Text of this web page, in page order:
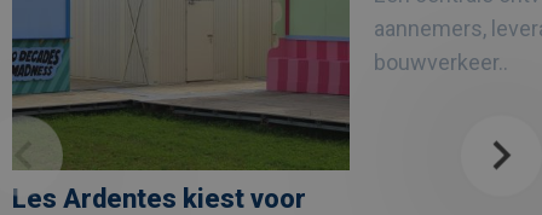
Les Ardentes kiest voor
aannemers,
bouwverkeer..
UZ
Leuven